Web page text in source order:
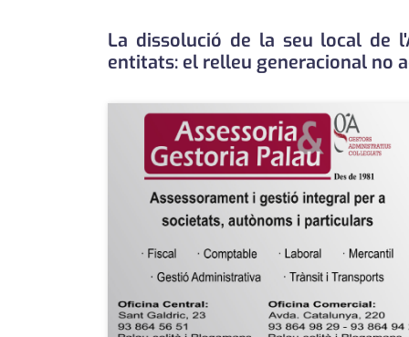
La dissolució de la seu local de
entitats: el relleu generacional no